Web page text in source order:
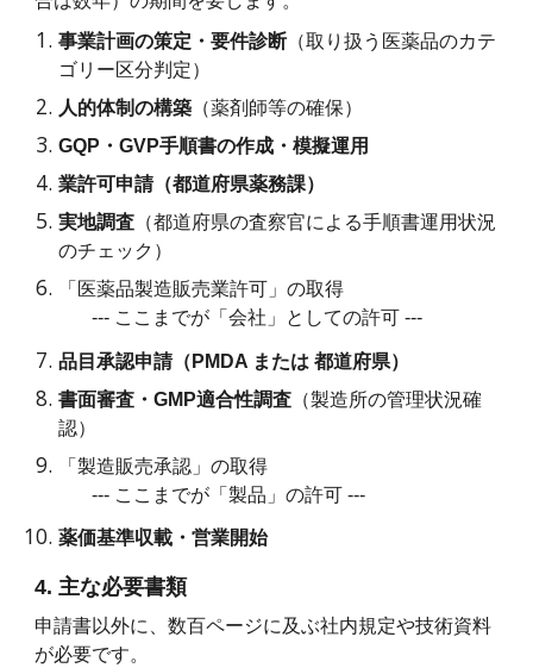
事業計画の策定・要件診断（取り扱う医薬品のカテ
ゴリー区分判定）
人的体制の構築 （薬剤師等の確保）
GQP・GVP手順書の作成・模擬運用
業許可申請（都道府県薬務課）
実地調査 （都道府県の査察官による手順書運用状況
のチェック）
「医薬品製造販売業許可」の取得
--- ここまでが「会社」としての許可 ---
品目承認申請（PMDA または 都道府県）
書面審査・GMP適合性調査 （製造所の管理状況確
認）
「製造販売承認」の取得
--- ここまでが「製品」の許可 ---
薬価基準収載・営業開始
4. 主な必要書類
申請書以外に、数百ページに及ぶ社内規定や技術資料
が必要です。